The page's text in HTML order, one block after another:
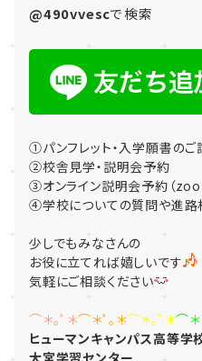
@490vvescで検索
①パンフレット・入学願書のご
②校舎見学・説明会予約
③オンライン説明会予約（
④学校についての質問や進路
少しでもみなさんの
お役に立てれば嬉しいです
気軽にご相談ください
⌒＊｡ﾟ＊⌒＊ﾟ｡＊⌒＊｡ﾟ＊⌒＊
ヒューマンキャンパス高等学
大宮学習センター